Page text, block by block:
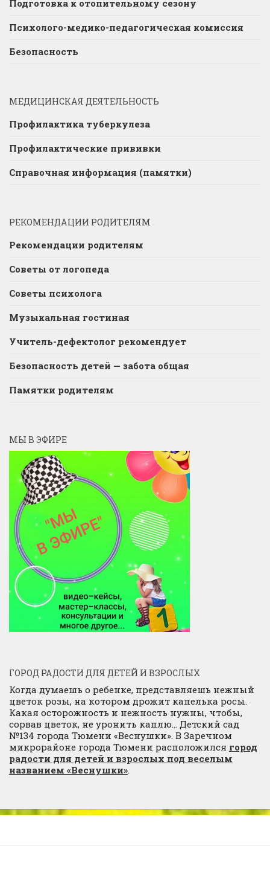
Подготовка к отопительному сезону
Психолого-медико-педагогическая комиссия
Безопасность
МЕДИЦИНСКАЯ ДЕЯТЕЛЬНОСТЬ
Профилактика туберкулеза
Профилактические прививки
Справочная информация (памятки)
РЕКОМЕНДАЦИИ РОДИТЕЛЯМ
Рекомендации родителям
Советы от логопеда
Советы психолога
Музыкальная гостиная
Учитель-дефектолог рекомендует
Безопасность детей — забота общая
Памятки родителям
МЫ В ЭФИРЕ
ГОРОД РАДОСТИ ДЛЯ ДЕТЕЙ И ВЗРОСЛЫХ
Когда думаешь о ребенке, представляешь нежный
цветок розы, на котором дрожит капелька росы.
Какая осторожность и нежность нужны, чтобы,
сорвав цветок, не уронить каплю… Детский сад
№134 города Тюмени «Веснушки». В Заречном
микрорайоне города Тюмени расположился город
радости для детей и взрослых под веселым
названием «Веснушки».